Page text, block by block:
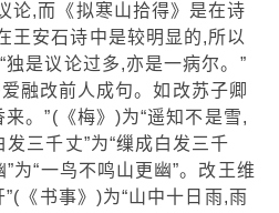
论,而《拟寒山拾得》是在诗
王安石诗中是较明显的,所以
独是议论过多,亦是一病尔。”
改前人成句。如改苏子卿
。”(《梅》)为“遥知不是雪,
发三千丈”为“缫成白发三千
为“一鸟不鸣山更幽”。改王维
《书事》)为“山中十日雨,雨